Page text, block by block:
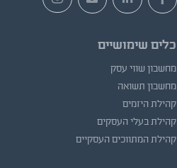
כלים שימושיים
מחשבון שווי עסק
מחשבון תשואה
קהילת היזמים
קהילת בעלי העסקים
קהילת המתווכים העסקיים